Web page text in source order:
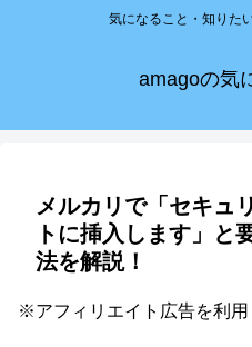
気になること・知りた
amagoの気
メルカリで「セキュ
トに挿入します」と
法を解説！
※アフィリエイト広告を利用